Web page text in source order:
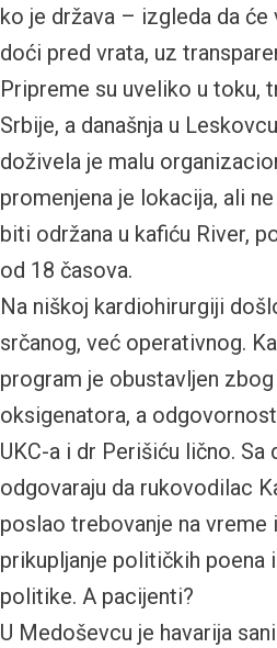
ko je država – izgleda da će
doći pred vrata, uz
Pripreme su uveliko u toku,
Srbije, a današnja u
doživela je malu
promenjena je lokacija, ali
biti održana u kafiću River,
od 18 časova.
Na niškoj kardiohirurgiji
srčanog, već operativnog.
program je obustavljen
oksigenatora, a
UKC-a i dr Perišiću lično. Sa
odgovaraju da rukovodilac
poslao trebovanje na vreme
prikupljanje političkih poena
politike. A pacijenti?
U Medoševcu je havarija